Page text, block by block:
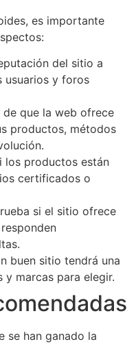
es importante
del sitio a
usuarios y foros
de que la web ofrece
productos, métodos
los productos están
certificados o
si el sitio ofrece
buen sitio tendrá una
marcas para elegir.
se han ganado la